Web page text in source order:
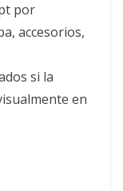
por
accesorios,
si la
en